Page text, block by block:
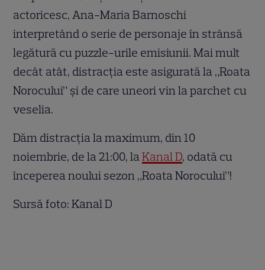
actoricesc, Ana-Maria Barnoschi
interpretând o serie de personaje în strânsă
legătură cu puzzle-urile emisiunii. Mai mult
decât atât, distracția este asigurată la „Roata
Norocului” și de care uneori vin la parchet cu
veselia.
Dăm distracția la maximum, din 10
noiembrie, de la 21:00, laKanal D, odată cu
începerea noului sezon „Roata Norocului”!
Sursă foto: Kanal D